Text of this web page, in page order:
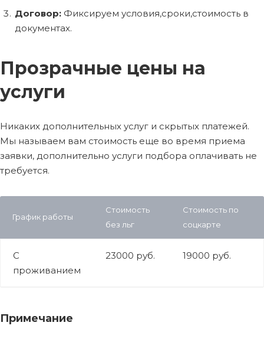
Договор: Фиксируем условия,сроки,стоимость в
документах.
Прозрачные цены на
услуги
Никаких дополнительных услуг и скрытых платежей.
Мы называем вам стоимость еще во время приема
заявки, дополнительно услуги подбора оплачивать не
требуется.
График работы
Стоимость
без льг
Стоимость по
соцкарте
С
проживанием
23000 руб. 19000 руб.
Примечание